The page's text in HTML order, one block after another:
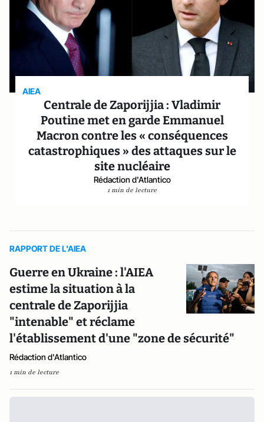
AIEA
Centrale de Zaporijjia : Vladimir
Poutine met en garde Emmanuel
Macron contre les « conséquences
catastrophiques » des attaques sur le
site nucléaire
Rédaction d'Atlantico
1 min de lecture
RAPPORT DE L'AIEA
Guerre en Ukraine : l'AIEA
estime la situation à la
centrale de Zaporijjia
"intenable" et réclame
l'établissement d'une "zone de sécurité"
Rédaction d'Atlantico
1 min de lecture